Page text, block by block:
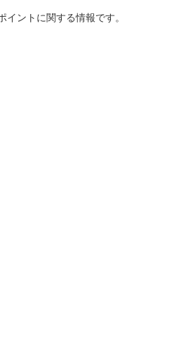
イントに関する情報です。